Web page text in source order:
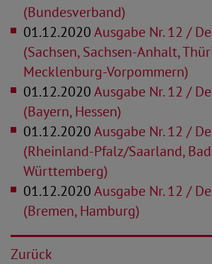
(Bundesverband)
01.12.2020Ausgabe Nr. 12 /
(Sachsen, Sachsen-Anhalt,
Mecklenburg-Vorpommern)
01.12.2020Ausgabe Nr. 12 /
(Bayern, Hessen)
01.12.2020Ausgabe Nr. 12 /
(Rheinland-Pfalz/Saarland,
Württemberg)
01.12.2020Ausgabe Nr. 12 /
(Bremen, Hamburg)
Zurück